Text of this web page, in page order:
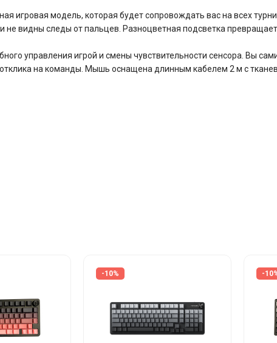
игровая модель, которая будет сопровождать вас на всех
не видны следы от пальцев. Разноцветная подсветка
управления игрой и смены чувствительности сенсора. Вы
на команды. Мышь оснащена длинным кабелем 2 м с
-10% -